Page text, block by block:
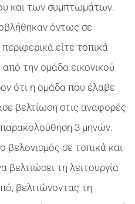
και των συμπτωμάτων.
όντως σε
είτε τοπικά
την ομάδα εικονικού
ότι η ομάδα που έλαβε
βελτίωση στις αναφορές
3 μηνών.
βελονισμός σε τοπικά και
βελτιώσει τη λειτουργία
βελτιώνοντας τη